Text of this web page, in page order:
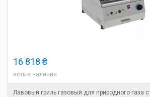
16 818 ₴
есть в наличии
Лавовый гриль газовый для природного газа